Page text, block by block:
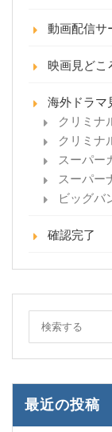
動画配信サ
映画見どこ
海外ドラマ
クリミナ
クリミナ
スーパー
スーパー
ビッグバ
確認完了
最近の投稿